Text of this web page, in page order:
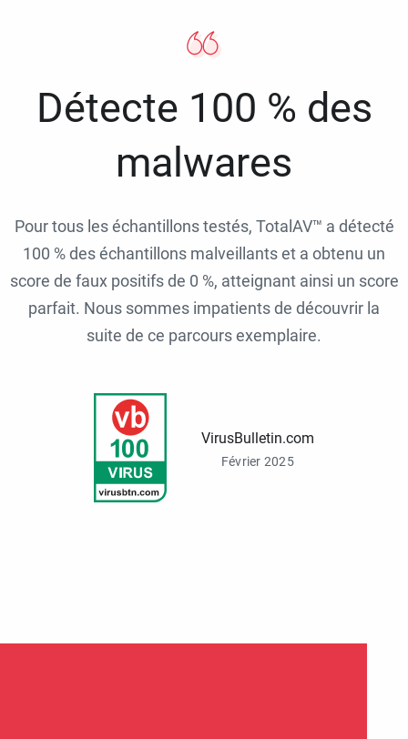
Détecte 100 % des
malwares
Pour tous les échantillons testés, TotalAV™ a détecté
100 % des échantillons malveillants et a obtenu un
score de faux positifs de 0 %, atteignant ainsi un score
parfait. Nous sommes impatients de découvrir la
suite de ce parcours exemplaire.
VirusBulletin.com
Février 2025